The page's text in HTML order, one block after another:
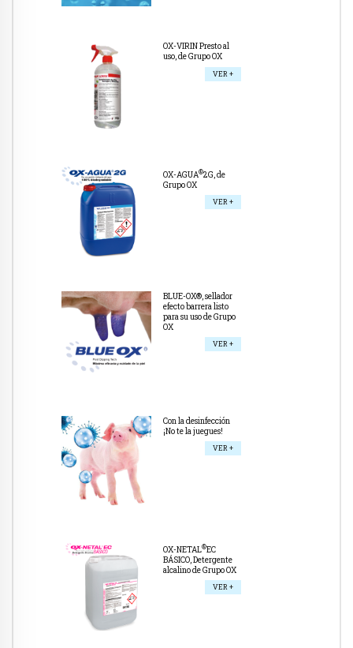
OX-VIRIN Presto al
uso, de Grupo OX
VER +
OX-AGUA®2G, de
Grupo OX
VER +
BLUE-OX®, sellador
efecto barrera listo
para su uso de Grupo
OX
VER +
Con la desinfección
¡No te la juegues!
VER +
OX-NETAL®EC
BÁSICO, Detergente
alcalino de Grupo OX
VER +